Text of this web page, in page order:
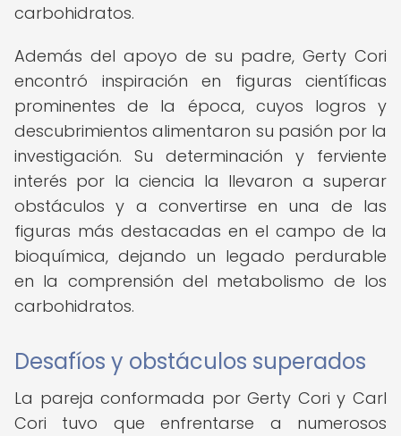
carbohidratos.
Además del apoyo de su padre, Gerty Cori
encontró inspiración en figuras científicas
prominentes de la época, cuyos logros y
descubrimientos alimentaron su pasión por la
investigación. Su determinación y ferviente
interés por la ciencia la llevaron a superar
obstáculos y a convertirse en una de las
figuras más destacadas en el campo de la
bioquímica, dejando un legado perdurable
en la comprensión del metabolismo de los
carbohidratos.
Desafíos y obstáculos superados
La pareja conformada por Gerty Cori y Carl
Cori tuvo que enfrentarse a numerosos